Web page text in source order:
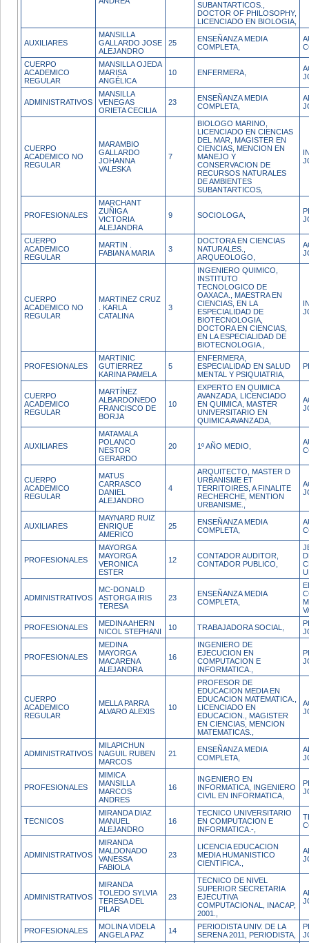
SUBANTARTICOS.,
DOCTOR OF PHILOSOPHY,
LICENCIADO EN BIOLOGIA,
AUXILIARES
MANSILLA
GALLARDO JOSE
ALEJANDRO
25
ENSEÑANZA MEDIA
COMPLETA,
CUERPO
ACADEMICO
REGULAR
MANSILLA OJEDA
MARISA
ANGÉLICA
10 ENFERMERA,
ADMINISTRATIVOS
MANSILLA
VENEGAS
ORIETA CECILIA
23
ENSEÑANZA MEDIA
COMPLETA,
CUERPO
ACADEMICO NO
REGULAR
MARAMBIO
GALLARDO
JOHANNA
VALESKA
7
BIOLOGO MARINO,
LICENCIADO EN CIENCIAS
DEL MAR, MAGISTER EN
CIENCIAS, MENCION EN
MANEJO Y
CONSERVACION DE
RECURSOS NATURALES
DE AMBIENTES
SUBANTARTICOS,
PROFESIONALES
MARCHANT
ZUÑIGA
VICTORIA
ALEJANDRA
9 SOCIOLOGA,
CUERPO
ACADEMICO
REGULAR
MARTIN .
FABIANA MARIA
3
DOCTORA EN CIENCIAS
NATURALES.,
ARQUEOLOGO,
CUERPO
ACADEMICO NO
REGULAR
MARTINEZ CRUZ
. KARLA
CATALINA
3
INGENIERO QUIMICO,
INSTITUTO
TECNOLOGICO DE
OAXACA., MAESTRA EN
CIENCIAS, EN LA
ESPECIALIDAD DE
BIOTECNOLOGIA,
DOCTORA EN CIENCIAS,
EN LA ESPECIALIDAD DE
BIOTECNOLOGIA.,
PROFESIONALES
MARTINIC
GUTIERREZ
KARINA PAMELA
5
ENFERMERA,
ESPECIALIDAD EN SALUD
MENTAL Y PSIQUIATRIA,
CUERPO
ACADEMICO
REGULAR
MARTÍNEZ
ALBARDONEDO
FRANCISCO DE
BORJA
10
EXPERTO EN QUIMICA
AVANZADA, LICENCIADO
EN QUIMICA, MASTER
UNIVERSITARIO EN
QUIMICA AVANZADA,
AUXILIARES
MATAMALA
POLANCO
NESTOR
GERARDO
20 1º AÑO MEDIO,
CUERPO
ACADEMICO
REGULAR
MATUS
CARRASCO
DANIEL
ALEJANDRO
4
ARQUITECTO, MASTER D
URBANISME ET
TERRITOIRES, A FINALITE
RECHERCHE, MENTION
URBANISME.,
AUXILIARES
MAYNARD RUIZ
ENRIQUE
AMERICO
25
ENSEÑANZA MEDIA
COMPLETA,
PROFESIONALES
MAYORGA
MAYORGA
VERONICA
ESTER
12
CONTADOR AUDITOR,
CONTADOR PUBLICO,
ADMINISTRATIVOS
MC-DONALD
ASTORGA IRIS
TERESA
23
ENSEÑANZA MEDIA
COMPLETA,
PROFESIONALES
MEDINA AHERN
NICOL STEPHANI
10 TRABAJADORA SOCIAL,
PROFESIONALES
MEDINA
MAYORGA
MACARENA
ALEJANDRA
16
INGENIERO DE
EJECUCION EN
COMPUTACION E
INFORMATICA.,
CUERPO
ACADEMICO
REGULAR
MELLA PARRA
ALVARO ALEXIS
10
PROFESOR DE
EDUCACION MEDIA EN
EDUCACION MATEMATICA.,
LICENCIADO EN
EDUCACION., MAGISTER
EN CIENCIAS, MENCION
MATEMATICAS.,
ADMINISTRATIVOS
MILAPICHUN
NAGUIL RUBEN
MARCOS
21
ENSEÑANZA MEDIA
COMPLETA,
PROFESIONALES
MIMICA
MANSILLA
MARCOS
ANDRES
16
INGENIERO EN
INFORMATICA, INGENIERO
CIVIL EN INFORMATICA,
TECNICOS
MIRANDA DIAZ
MANUEL
ALEJANDRO
16
TECNICO UNIVERSITARIO
EN COMPUTACION E
INFORMATICA.-,
ADMINISTRATIVOS
MIRANDA
MALDONADO
VANESSA
FABIOLA
23
LICENCIA EDUCACION
MEDIA HUMANISTICO
CIENTIFICA.,
ADMINISTRATIVOS
MIRANDA
TOLEDO SYLVIA
TERESA DEL
PILAR
23
TECNICO DE NIVEL
SUPERIOR SECRETARIA
EJECUTIVA
COMPUTACIONAL, INACAP,
2001.,
PROFESIONALES
MOLINA VIDELA
ANGELA PAZ
14
PERIODISTA UNIV. DE LA
SERENA 2011, PERIODISTA,